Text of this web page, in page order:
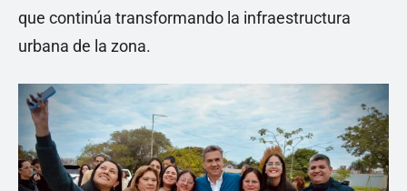
que continúa transformando la infraestructura
urbana de la zona.